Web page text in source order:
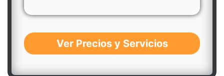
Ver Precios y Servicios